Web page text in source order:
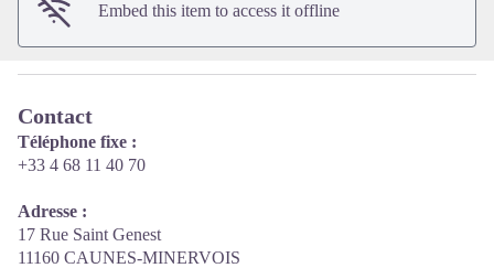
Embed this item to access it offline
Contact
Téléphone fixe :
+33 4 68 11 40 70
Adresse :
17 Rue Saint Genest
11160 CAUNES-MINERVOIS